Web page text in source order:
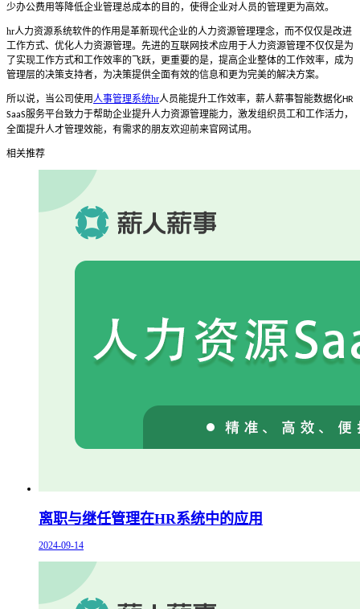
少办公费用等降低企业管理总成本的目的，使得企业对人员的管理更为高效。
hr人力资源系统软件的作用是革新现代企业的人力资源管理理念，而不仅仅是改进
工作方式、优化人力资源管理。先进的互联网技术应用于人力资源管理不仅仅是为
了实现工作方式和工作效率的飞跃，更重要的是，提高企业整体的工作效率，成为
管理层的决策支持者，为决策提供全面有效的信息和更为完美的解决方案。
所以说，当公司使用人事管理系统hr人员能提升工作效率，薪人薪事智能数据化HR
SaaS服务平台致力于帮助企业提升人力资源管理能力，激发组织员工和工作活力，
全面提升人才管理效能，有需求的朋友欢迎前来官网试用。
相关推荐
离职与继任管理在HR系统中的应用
2024-09-14